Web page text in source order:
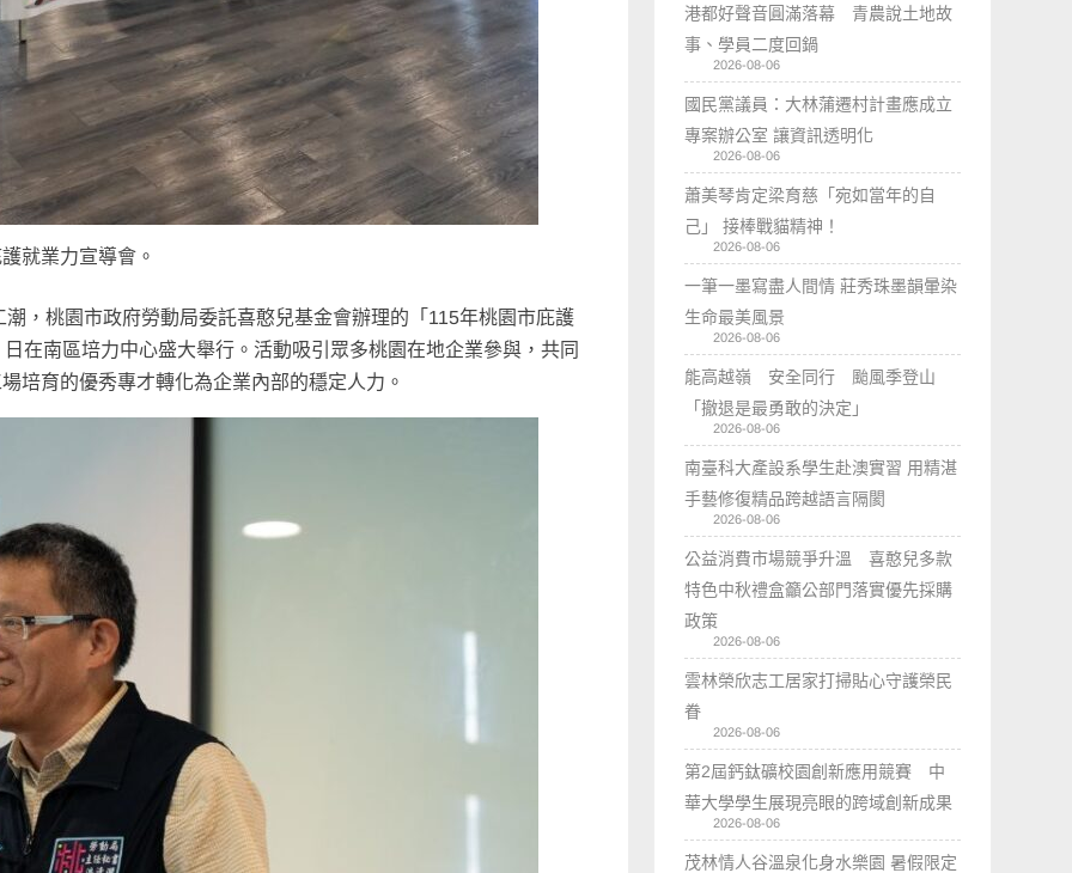
就業力宣導會。
，桃園市政府勞動局委託喜憨兒基金會辦理的「115年桃園市庇護
在南區培力中心盛大舉行。活動吸引眾多桃園在地企業參與，共同
培育的優秀專才轉化為企業內部的穩定人力。
港都好聲音圓滿落幕 青農說土地故
事、學員二度回鍋
2026-08-06
國民黨議員：大林蒲遷村計畫應成立
專案辦公室 讓資訊透明化
2026-08-06
蕭美琴肯定梁育慈「宛如當年的自
己」 接棒戰貓精神！
2026-08-06
一筆一墨寫盡人間情 莊秀珠墨韻暈染
生命最美風景
2026-08-06
能高越嶺 安全同行 颱風季登山
「撤退是最勇敢的決定」
2026-08-06
南臺科大產設系學生赴澳實習 用精湛
手藝修復精品跨越語言隔閡
2026-08-06
公益消費市場競爭升溫 喜憨兒多款
特色中秋禮盒籲公部門落實優先採購
政策
2026-08-06
雲林榮欣志工居家打掃貼心守護榮民
眷
2026-08-06
第2屆鈣鈦礦校園創新應用競賽 中
華大學學生展現亮眼的跨域創新成果
2026-08-06
茂林情人谷溫泉化身水樂園 暑假限定